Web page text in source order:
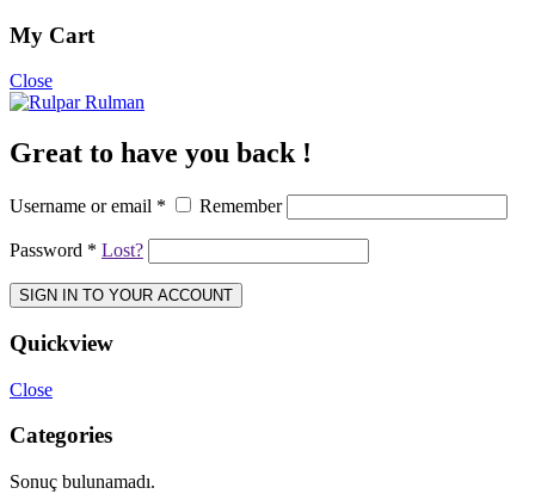
My Cart
Close
Great to have you back !
Username or email * Remember
Password * Lost?
SIGN IN TO YOUR ACCOUNT
Quickview
Close
Categories
Sonuç bulunamadı.